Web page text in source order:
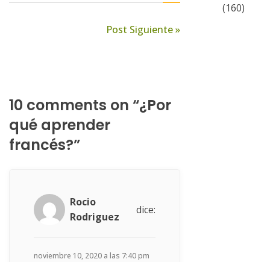
Post Siguiente »
10 comments on “¿Por
qué aprender
francés?”
Rocio
Rodriguez
dice:
noviembre 10, 2020 a las 7:40 pm
(160)